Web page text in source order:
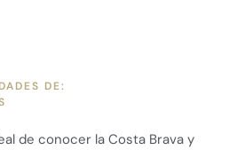
DE:
de conocer la Costa Brava y